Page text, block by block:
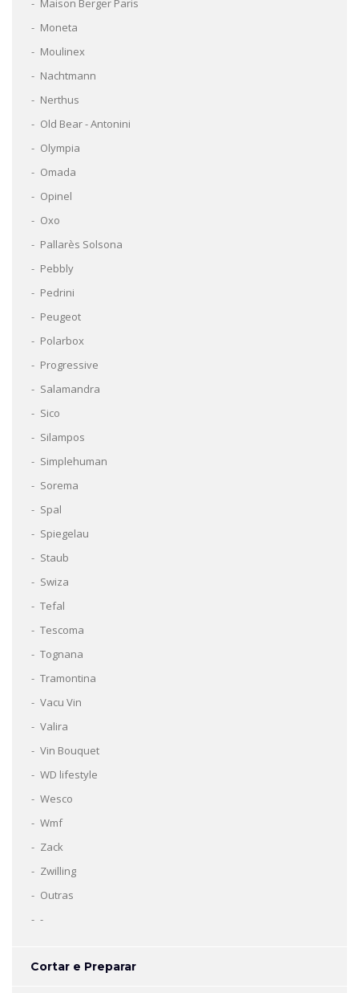
Maison Berger Paris
Moneta
Moulinex
Nachtmann
Nerthus
Old Bear - Antonini
Olympia
Omada
Opinel
Oxo
Pallarès Solsona
Pebbly
Pedrini
Peugeot
Polarbox
Progressive
Salamandra
Sico
Silampos
Simplehuman
Sorema
Spal
Spiegelau
Staub
Swiza
Tefal
Tescoma
Tognana
Tramontina
Vacu Vin
Valira
Vin Bouquet
WD lifestyle
Wesco
Wmf
Zack
Zwilling
Outras
-
Cortar e Preparar